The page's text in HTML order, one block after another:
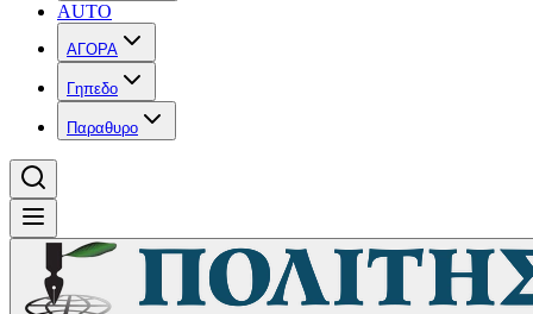
AUTO
ΑΓΟΡΑ
Γηπεδο
Παραθυρο